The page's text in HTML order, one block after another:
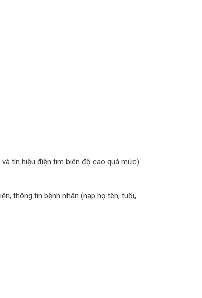
tín hiệu điện tim biên độ cao quá mức)
thông tin bệnh nhân (nạp họ tên, tuổi,